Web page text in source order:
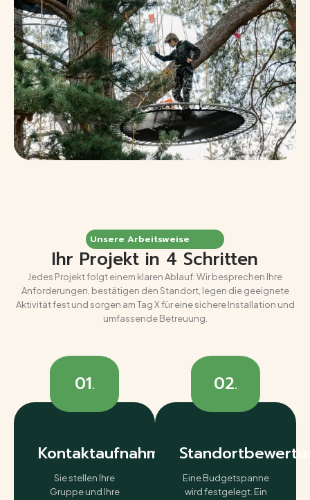
Unsere Arbeitsweise
Ihr Projekt in 4 Schritten
Jedes Projekt folgt einem klaren Ablauf: Wir besprechen Ihre
Anforderungen, bestätigen den Standort, legen die geeignete
Aktivität fest und sorgen am Tag X für eine sichere Installation und
umfassende Betreuung.
01.
Kontaktaufnahme
Sie stellen Ihre
Gruppe und Ihre
02.
Eine Budgetspanne
wird festgelegt. Ein